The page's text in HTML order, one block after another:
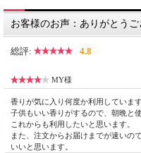
※予告なくボトルやパッケージが変
●髪のナチュラルガード
植物性オイルに精油をブレンドし
す。
すっきりさっぱり、ハッカ油で清涼
【内容量】 100ml 【全成分】
水・エタノール・マカデミアナッ
PEG-２０水添ヒマシ油・ベタイン
お客様のお声：ありがとうご
総評: 4.8
MY様
香りが気に入り何度か利用しています
子供もいい香りがするので、朝晩と
これからも利用したいと思います。
また、注文からお届けまでが速いの
いいと思います。